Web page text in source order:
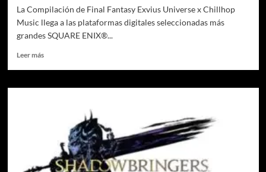
La Compilación de Final Fantasy Exvius Universe x Chillhop
Music llega a las plataformas digitales seleccionadas más
grandes SQUARE ENIX®...
Leer másLeer
Los
Fantasy
presentan
eventos